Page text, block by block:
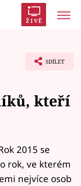
ŽIVĚ
SDÍLET
kteří
2015 se
rok, ve kterém
nejvíce osob